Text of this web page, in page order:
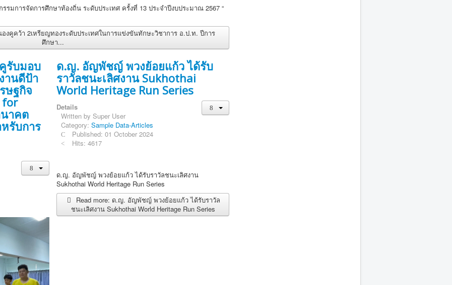
มการจัดการศึกษาท้องถิ่น ระดับประเทศ ครั้งที่ 13 ประจำปีงบประมาณ 2567 “
องคูคว้า 2เหรียญทองระดับประเทศในการแข่งขันทักษะวิชาการ อ.ป.ท. ปีการ
ศึกษา...
รับมอบ
านดีป้า
ษฐกิจ
for
าคต
รับการ
ด.ญ. อัญพัชญ์ พวงย้อยแก้ว ได้รับ
ราวัลชนะเลิศงาน Sukhothai
World Heritage Run Series
Details
Written bySuper User
Category:Sample Data-Articles
Published: 01 October 2024
Hits: 4617
ด.ญ. อัญพัชญ์ พวงย้อยแก้ว ได้รับราวัลชนะเลิศงาน
Sukhothai World Heritage Run Series
Read more: ด.ญ. อัญพัชญ์ พวงย้อยแก้ว ได้รับราวัล
ชนะเลิศงาน Sukhothai World Heritage Run Series